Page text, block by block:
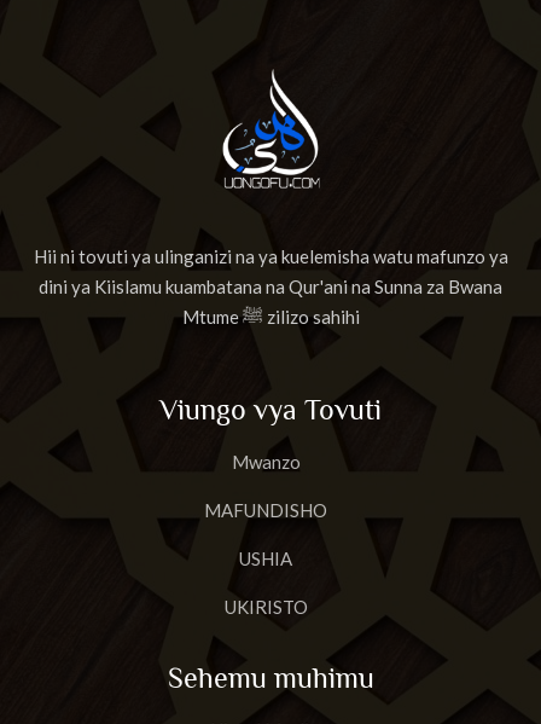
Hii ni tovuti ya ulinganizi na ya kuelemisha watu mafunzo ya
dini ya Kiislamu kuambatana na Qur'ani na Sunna za Bwana
Mtume ﷺ zilizo sahihi
Viungo vya Tovuti
Mwanzo
MAFUNDISHO
USHIA
UKIRISTO
Sehemu muhimu